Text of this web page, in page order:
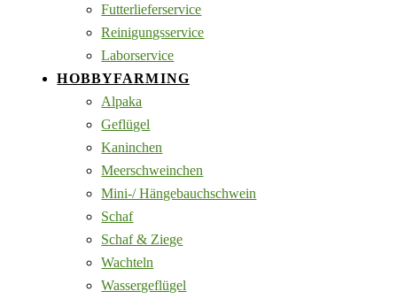
Futterlieferservice
Reinigungsservice
Laborservice
HOBBYFARMING
Alpaka
Geflügel
Kaninchen
Meerschweinchen
Mini-/ Hängebauchschwein
Schaf
Schaf & Ziege
Wachteln
Wassergeflügel